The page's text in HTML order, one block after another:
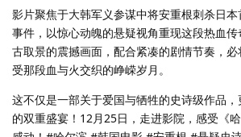
影片聚焦于大韩军义参谋中将安重根刺杀日
事件，以惊心动魄的悬疑视角重现这段热血
古取景的震撼画面，配合紧凑的剧情节奏，
受那段血与火交织的峥嵘岁月。
这不仅是一部关于爱国与牺牲的史诗级作品
的双重盛宴！12月25日，走进影院，感受《